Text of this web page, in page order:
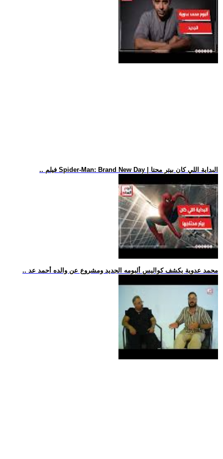
.. فيلم Spider-Man: Brand New Day | البداية اللي كان بيتر محتا
.. محمد عدوية يكشف كواليس ألبومه الجديد ومشروع عن والده أحمد عد